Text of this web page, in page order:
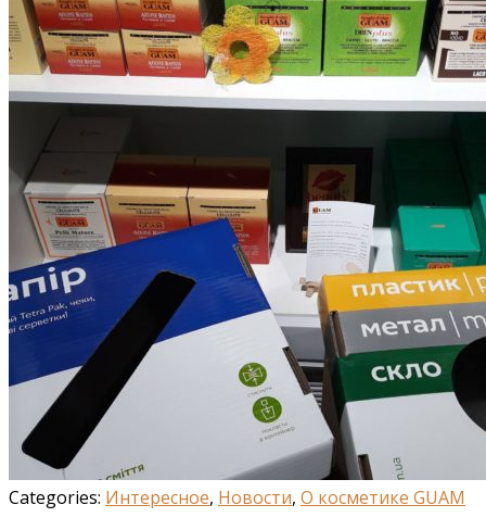
Categories: Интересное, Новости, О косметике GUAM